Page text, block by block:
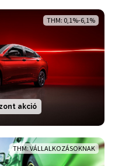
THM: 0,1%-6,1%
akció
THM: VÁLLALKOZÁSOKNAK